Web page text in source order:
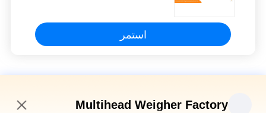
استمر
Multihead Weigher Factory